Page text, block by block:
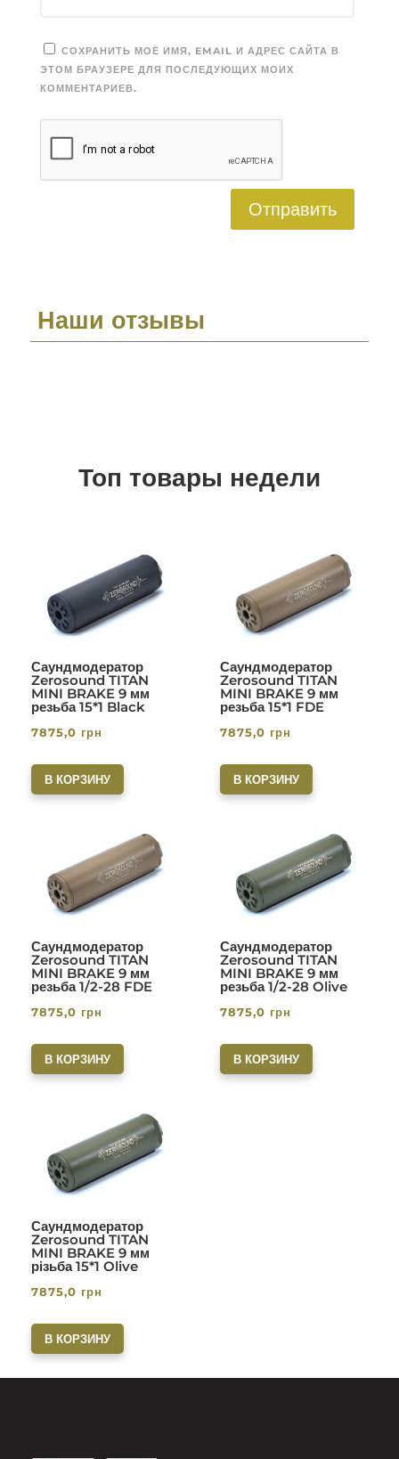
СОХРАНИТЬ МОЁ ИМЯ, EMAIL И АДРЕС САЙТА В
ЭТОМ БРАУЗЕРЕ ДЛЯ ПОСЛЕДУЮЩИХ МОИХ
КОММЕНТАРИЕВ.
Отправить
Наши отзывы
Топ товары недели
Саундмодератор
Zerosound TITAN
MINI BRAKE 9 мм
резьба 15*1 Black
7875,0 грн
В КОРЗИНУ
Саундмодератор
Zerosound TITAN
MINI BRAKE 9 мм
резьба 15*1 FDE
7875,0 грн
В КОРЗИНУ
Саундмодератор
Zerosound TITAN
MINI BRAKE 9 мм
резьба 1/2-28 FDE
7875,0 грн
В КОРЗИНУ
Саундмодератор
Zerosound TITAN
MINI BRAKE 9 мм
резьба 1/2-28 Olive
7875,0 грн
В КОРЗИНУ
Саундмодератор
Zerosound TITAN
MINI BRAKE 9 мм
різьба 15*1 Olive
7875,0 грн
В КОРЗИНУ